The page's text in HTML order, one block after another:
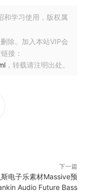
和学习使用，版权属
除。加入本站VIP会
接：
，转载请注明出处。
下一篇
电子乐素材Massive预
Audio Future Bass